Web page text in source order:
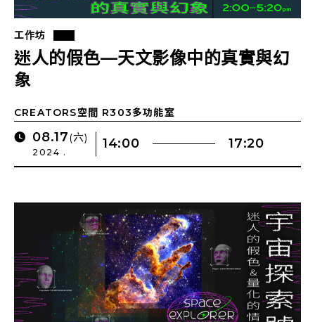
工作坊
迷人的假色—天文影像中的真實與幻
象
CREATORS空間 R303多功能室
08.17(六)
2024 .
14:00 17:20